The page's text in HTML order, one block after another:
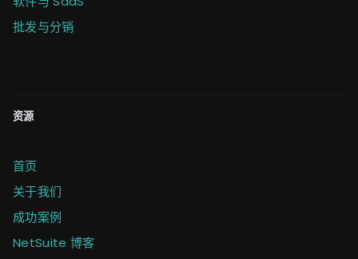
批发与分销
资源
首页
关于我们
成功案例
NetSuite 博客